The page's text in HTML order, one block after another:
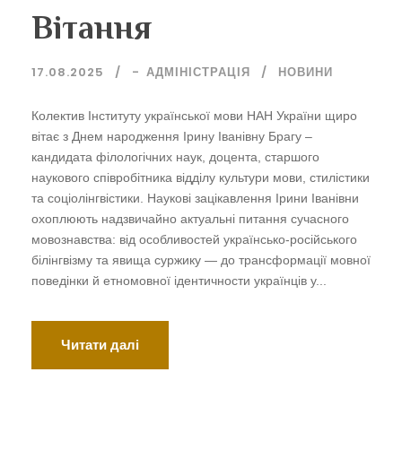
Вітання
17.08.2025 - АДМІНІСТРАЦІЯ НОВИНИ
Колектив Інституту української мови НАН України щиро
вітає з Днем народження Ірину Іванівну Брагу –
кандидата філологічних наук, доцента, старшого
наукового співробітника відділу культури мови, стилістики
та соціолінгвістики. Наукові зацікавлення Ірини Іванівни
охоплюють надзвичайно актуальні питання сучасного
мовознавства: від особливостей українсько-російського
білінгвізму та явища суржику — до трансформації мовної
поведінки й етномовної ідентичности українців у...
Читати далі